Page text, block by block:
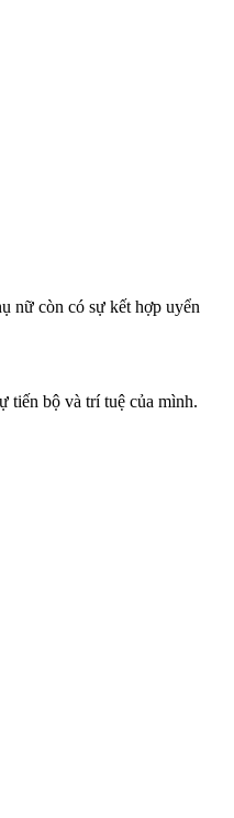
nữ còn có sự kết hợp uyển
tiến bộ và trí tuệ của mình.